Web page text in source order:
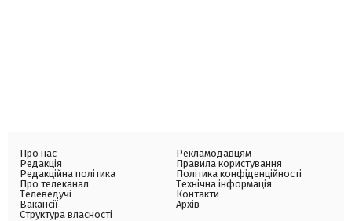
Про нас
Редакція
Редакційна політика
Про телеканал
Телеведучі
Вакансії
Структура власності
Рекламодавцям
Правила користування
Політика конфіденційності
Технічна інформація
Контакти
Архів